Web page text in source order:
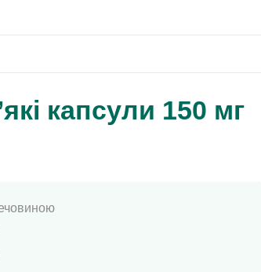
капсули 150 мг